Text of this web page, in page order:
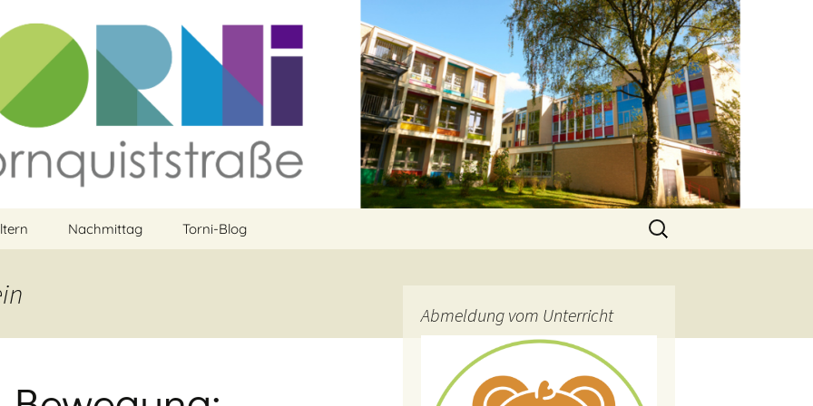
Nachmittag Torni-Blog
Suchen
nach:
Abmeldung vom Unterricht